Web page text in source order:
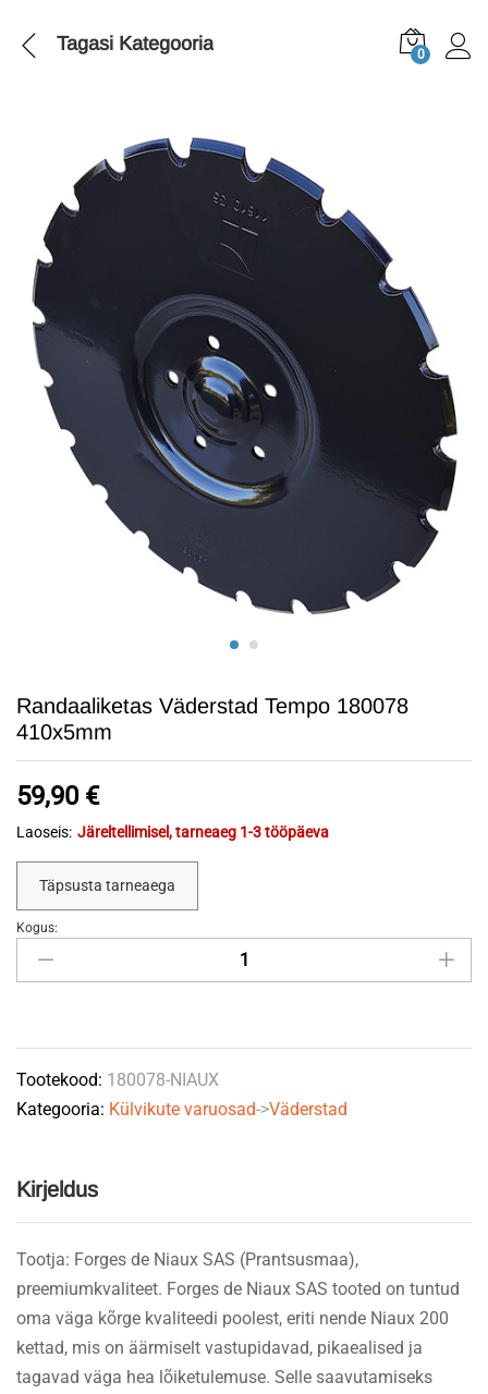
Tagasi Kategooria 0
Randaaliketas Väderstad Tempo 180078
410x5mm
59,90 €
Laoseis: Järeltellimisel, tarneaeg 1-3 tööpäeva
Täpsusta tarneaega
Randaaliketas
Väderstad
410x5mm
quantity
Kogus:
Tootekood: 180078-NIAUX
Kategooria: Külvikute varuosad->Väderstad
Kirjeldus
Tootja: Forges de Niaux SAS (Prantsusmaa),
preemiumkvaliteet. Forges de Niaux SAS tooted on tuntud
oma väga kõrge kvaliteedi poolest, eriti nende Niaux 200
kettad, mis on äärmiselt vastupidavad, pikaealised ja
tagavad väga hea lõiketulemuse. Selle saavutamiseks